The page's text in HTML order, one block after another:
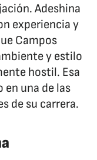
Adeshina
experiencia y
Campos
y estilo
hostil. Esa
una de las
de su carrera.